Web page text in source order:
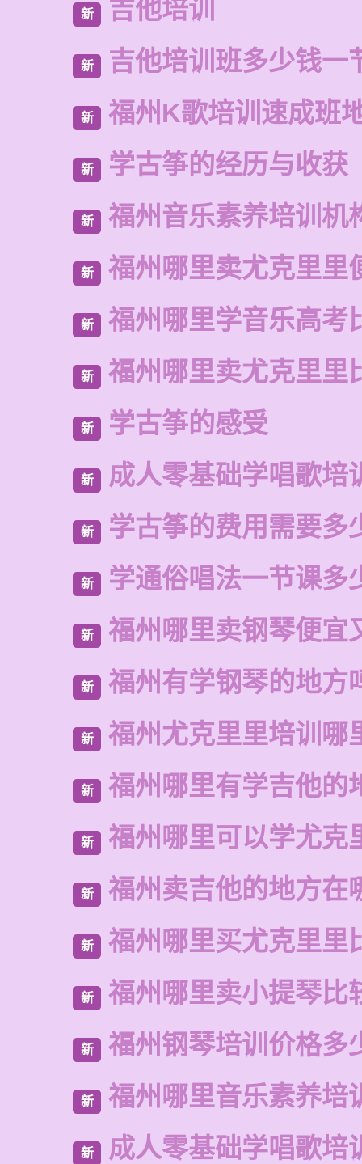
新 吉他培训
新 吉他培训班多少钱一
新 福州K歌培训速成班
新 学古筝的经历与收获
新 福州音乐素养培训机
新 福州哪里卖尤克里里
新 福州哪里学音乐高考
新 福州哪里卖尤克里里
新 学古筝的感受
新 成人零基础学唱歌培
新 学古筝的费用需要多
新 学通俗唱法一节课多
新 福州哪里卖钢琴便宜
新 福州有学钢琴的地方
新 福州尤克里里培训哪
新 福州哪里有学吉他的
新 福州哪里可以学尤克
新 福州卖吉他的地方在
新 福州哪里买尤克里里
新 福州哪里卖小提琴比
新 福州钢琴培训价格多
新 福州哪里音乐素养培
新 成人零基础学唱歌培